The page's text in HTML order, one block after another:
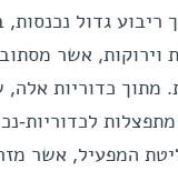
גדול
אשר
מתוך כדוריות
לכדוריות-
המפעיל, אשר